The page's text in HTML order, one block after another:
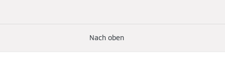
Nach oben